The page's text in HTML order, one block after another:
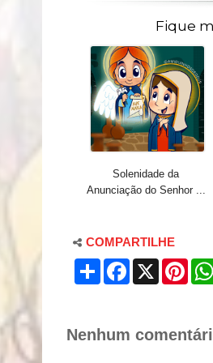
Fique
Solenidade da
Anunciação do Senhor ...
COMPARTILHE
S
F
X
P
r
e
Nenhum